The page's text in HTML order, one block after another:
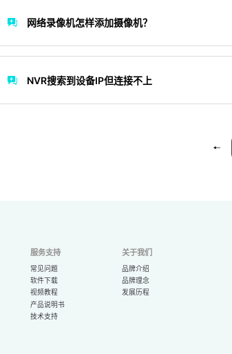
网络录像机怎样添加摄像机？
NVR搜索到设备IP但连接不上
服务支持
常见问题
软件下载
视频教程
产品说明书
技术支持
关于我们
品牌介绍
品牌理念
发展历程